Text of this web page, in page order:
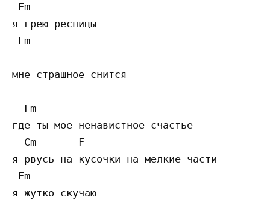
Fm
я грею ресницы
Fm
мне страшное снится
  Fm
где ты мое ненавистное счастье
  Cm       F
я рвусь на кусочки на мелкие части
Fm
я жутко скучаю